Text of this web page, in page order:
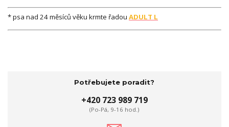
* psa nad 24 měsíců věku krmte řadou ADULT L
Potřebujete poradit?
+420 723 989 719
(Po-Pá, 9-16 hod.)